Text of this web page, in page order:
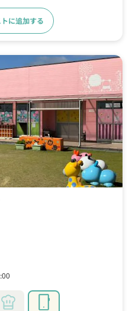
に追加する